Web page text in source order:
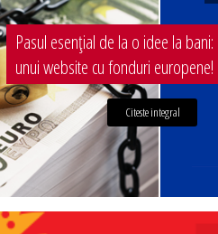
Pasul esențial de la o idee la
unui website cu fonduri europene!
Citeste integral